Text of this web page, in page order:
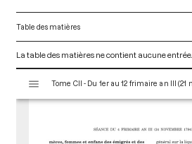
Table des matières
La table des matières ne contient aucune entrée.
s